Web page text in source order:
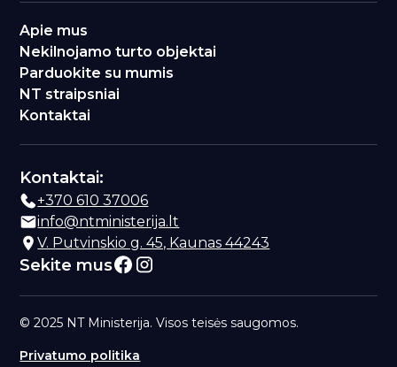
Apie mus
Nekilnojamo turto objektai
Parduokite su mumis
NT straipsniai
Kontaktai
Kontaktai:
+370 610 37006
info@ntministerija.lt
V. Putvinskio g. 45, Kaunas 44243
Sekite mus
© 2025 NT Ministerija. Visos teisės saugomos.
Privatumo politika